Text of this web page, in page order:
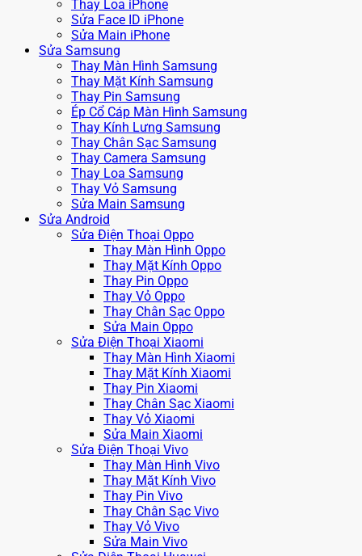
Thay Loa iPhone
Sửa Face ID iPhone
Sửa Main iPhone
Sửa Samsung
Thay Màn Hình Samsung
Thay Mặt Kính Samsung
Thay Pin Samsung
Ép Cổ Cáp Màn Hình Samsung
Thay Kính Lưng Samsung
Thay Chân Sạc Samsung
Thay Camera Samsung
Thay Loa Samsung
Thay Vỏ Samsung
Sửa Main Samsung
Sửa Android
Sửa Điện Thoại Oppo
Thay Màn Hình Oppo
Thay Mặt Kính Oppo
Thay Pin Oppo
Thay Vỏ Oppo
Thay Chân Sạc Oppo
Sửa Main Oppo
Sửa Điện Thoại Xiaomi
Thay Màn Hình Xiaomi
Thay Mặt Kính Xiaomi
Thay Pin Xiaomi
Thay Chân Sạc Xiaomi
Thay Vỏ Xiaomi
Sửa Main Xiaomi
Sửa Điện Thoại Vivo
Thay Màn Hình Vivo
Thay Mặt Kính Vivo
Thay Pin Vivo
Thay Chân Sạc Vivo
Thay Vỏ Vivo
Sửa Main Vivo